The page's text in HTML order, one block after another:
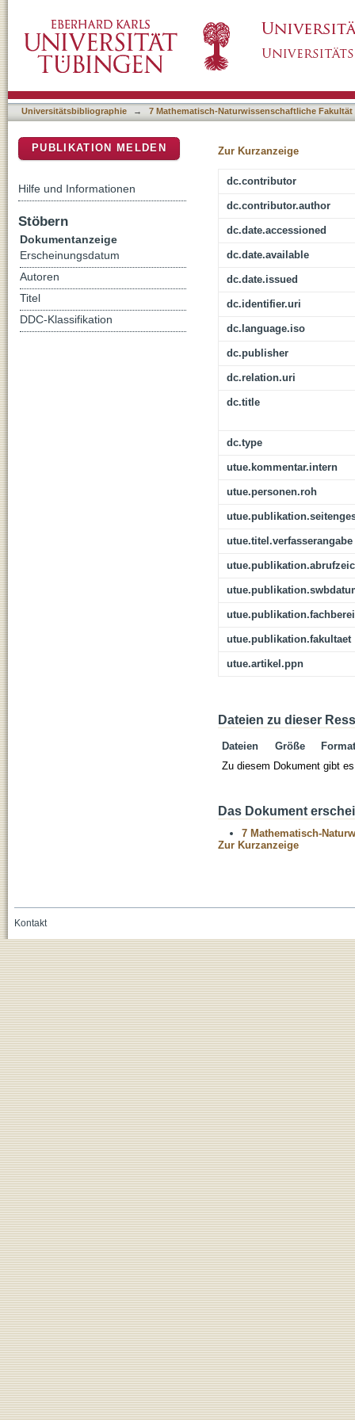
context
Universitätsbibliographie → 7 Mathematisch-Naturwissenschaftliche Fakultät
Zur Kurzanzeige
dc.contributor
dc.contributor.author
dc.date.accessioned
dc.date.available
dc.date.issued
dc.identifier.uri
dc.language.iso
dc.publisher
dc.relation.uri
dc.title
dc.type
utue.kommentar.intern
utue.personen.roh
utue.titel.verfasserangabe
utue.publikation.fakultaet
utue.artikel.ppn
Dateien zu dieser
Dateien Größe
Format
Zu diesem Dokument gibt
Das Dokument
7 Mathematisch-
Zur Kurzanzeige
PUBLIKATION MELDEN
Hilfe und Informationen
Stöbern
Dokumentanzeige
Erscheinungsdatum
Autoren
Titel
DDC-Klassifikation
Kontakt